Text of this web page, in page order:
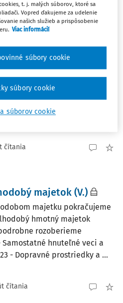
majetok (VI.)
majetku
02 - Dlhodobý hmotný
si podrobne rozoberieme
a ťažné zvieratá a ...
čítania
majetok (V.)
majetku pokračujeme
hmotný majetok
rozoberieme
hnuteľné veci a
- Dopravné prostriedky a ...
čítania
t. j. malých súborov, ktoré sa
Vopred ďakujeme za udelenie
našich služieb a prispôsobenie
Viac informácií
súborov cookie
súbory cookie
súbory cookie